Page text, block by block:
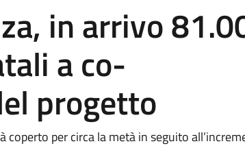
in arrivo
a co-
progetto
coperto per circa la metà in seguito